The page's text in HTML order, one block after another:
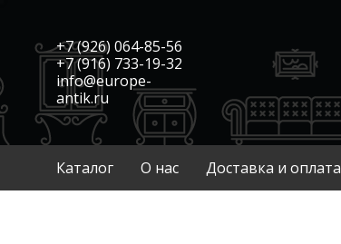
+7 (926) 064-85-56
+7 (916) 733-19-32
info@europe-
antik.ru
Каталог О нас Доставка и оплата